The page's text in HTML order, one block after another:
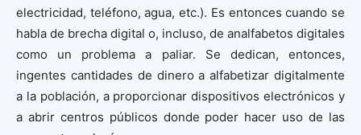
electricidad, teléfono, agua, etc.). Es entonces cuando se
habla de brecha digital o, incluso, de analfabetos digitales
como un problema a paliar. Se dedican, entonces,
ingentes cantidades de dinero a alfabetizar digitalmente
a la población, a proporcionar dispositivos electrónicos y
a abrir centros públicos donde poder hacer uso de las